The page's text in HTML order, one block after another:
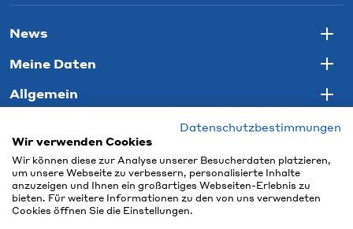
News
Meine Daten
Allgemein
Datenschutzbestimmungen
Wir verwenden Cookies
Wir können diese zur Analyse unserer Besucherdaten platzieren,
um unsere Webseite zu verbessern, personalisierte Inhalte
anzuzeigen und Ihnen ein großartiges Webseiten-Erlebnis zu
bieten. Für weitere Informationen zu den von uns verwendeten
Cookies öffnen Sie die Einstellungen.